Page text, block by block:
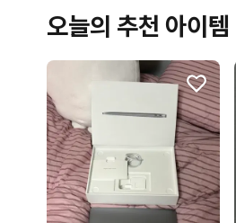
오늘의 추천 아이템